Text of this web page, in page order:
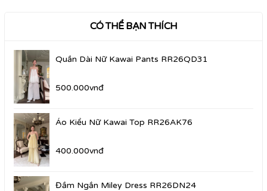
CÓ THỂ BẠN THÍCH
Quần Dài Nữ Kawai Pants RR26QD31
500.000vnđ
Áo Kiểu Nữ Kawai Top RR26AK76
400.000vnđ
Đầm Ngắn Miley Dress RR26DN24